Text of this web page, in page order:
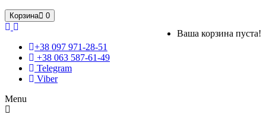
Корзина 0
Ваша корзина пуста!
+38 097 971-28-51
+38 063 587-61-49
Telegram
Viber
Menu